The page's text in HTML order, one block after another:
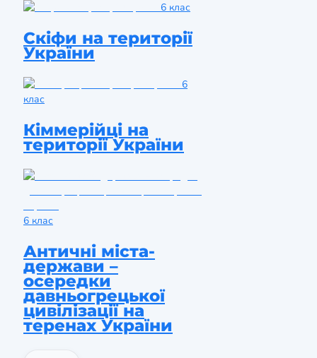
6 клас
Скіфи на території
України
6
клас
Кіммерійці на
території України
6 клас
Античні міста-
держави –
осередки
давньогрецької
цивілізації на
теренах України